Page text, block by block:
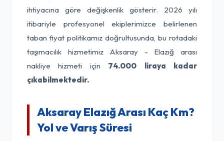
ihtiyacına göre değişkenlik gösterir. 2026 yılı
itibariyle profesyonel ekiplerimizce belirlenen
taban fiyat politikamız doğrultusunda, bu rotadaki
taşımacılık hizmetimiz Aksaray - Elazığ arası
nakliye hizmeti için 74.000 liraya kadar
çıkabilmektedir.
Aksaray Elazığ Arası Kaç Km?
Yol ve Varış Süresi